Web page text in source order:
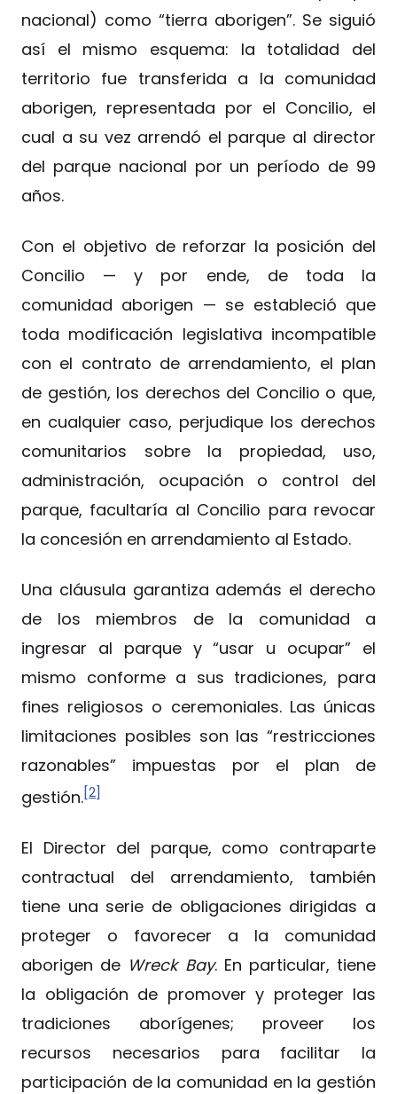
nacional) como “tierra aborigen”. Se siguió
así el mismo esquema: la totalidad del
territorio fue transferida a la comunidad
aborigen, representada por el Concilio, el
cual a su vez arrendó el parque al director
del parque nacional por un período de 99
años.
Con el objetivo de reforzar la posición del
Concilio — y por ende, de toda la
comunidad aborigen — se estableció que
toda modificación legislativa incompatible
con el contrato de arrendamiento, el plan
de gestión, los derechos del Concilio o que,
en cualquier caso, perjudique los derechos
comunitarios sobre la propiedad, uso,
administración, ocupación o control del
parque, facultaría al Concilio para revocar
la concesión en arrendamiento al Estado.
Una cláusula garantiza además el derecho
de los miembros de la comunidad a
ingresar al parque y “usar u ocupar” el
mismo conforme a sus tradiciones, para
fines religiosos o ceremoniales. Las únicas
limitaciones posibles son las “restricciones
razonables” impuestas por el plan de
gestión.[2]
El Director del parque, como contraparte
contractual del arrendamiento, también
tiene una serie de obligaciones dirigidas a
proteger o favorecer a la comunidad
aborigen de Wreck Bay. En particular, tiene
la obligación de promover y proteger las
tradiciones aborígenes; proveer los
recursos necesarios para facilitar la
participación de la comunidad en la gestión